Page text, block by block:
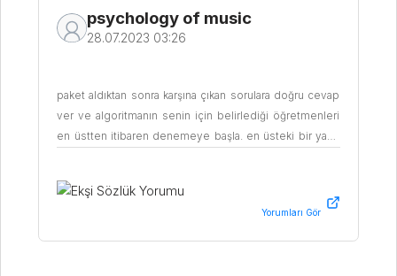
psychology of music
28.07.2023 03:26
paket aldıktan sonra karşına çıkan sorulara doğru cevap
ver ve algoritmanın senin için belirlediği öğretmenleri
en üstten itibaren denemeye başla. en üsteki bir yada
macare arayıp kafa ağrıtmaya gerek yok. 2 kez paket
aldım 2'sinde de algoritmanın önerilerine göre hareket
ettim ve çok iyi öğretmenlerle eşleştim.